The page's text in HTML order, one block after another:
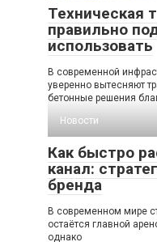
Техническая
правильно
использовать
В современной
уверенно вытесняют
бетонные решения
Новости
Как быстро
канал:
бренда
В современном мире
остаётся главной
однако